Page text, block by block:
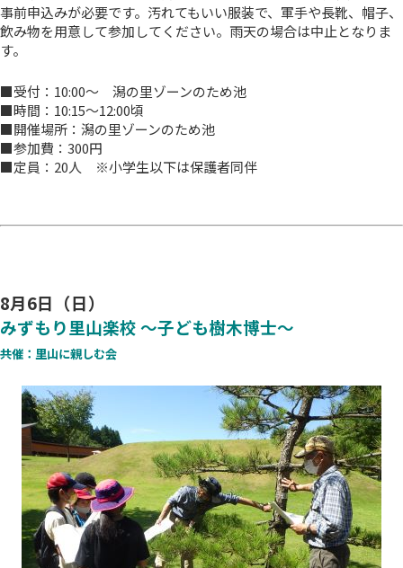
事前申込みが必要です。汚れてもいい服装で、軍手や長靴、帽子、
飲み物を用意して参加してください。雨天の場合は中止となりま
す。
■受付：10:00～ 潟の里ゾーンのため池
■時間：10:15～12:00頃
■開催場所：潟の里ゾーンのため池
■参加費：300円
■定員：20人 ※小学生以下は保護者同伴
8月6日（日）
みずもり里山楽校 ～子ども樹木博士～
共催：里山に親しむ会